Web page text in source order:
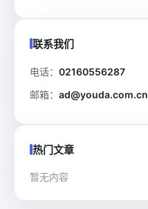
联系我们
电话： 02160556287
邮箱： ad@youda.com.cn
热门文章
暂无内容